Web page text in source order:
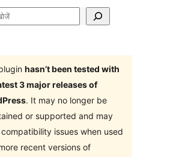
hasn’t been tested with
3 major releases of
. It may no longer be
or supported and may
issues when used
recent versions of